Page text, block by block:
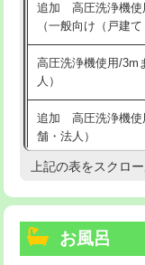
追加 高圧洗浄機使
（一般向け（戸建て
高圧洗浄機使用/3m
人）
追加 高圧洗浄機使
舗・法人）
高度高圧洗浄換
トーラー機使用/3m
上記の表をスクロ
お風呂